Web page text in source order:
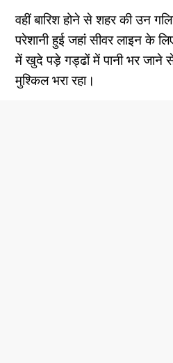
वहीं बारिश होने से शहर की उन
परेशानी हुई जहां सीवर लाइन के
में खुदे पड़े गड्ढों में पानी भर जाने
मुश्किल भरा रहा।